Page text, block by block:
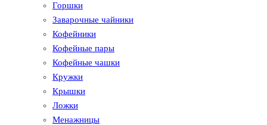
Горшки
Заварочные чайники
Кофейники
Кофейные пары
Кофейные чашки
Кружки
Крышки
Ложки
Менажницы